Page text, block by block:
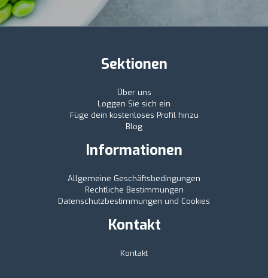
Sektionen
Über uns
Loggen Sie sich ein
Füge dein kostenloses Profil hinzu
Blog
Informationen
Allgemeine Geschäftsbedingungen
Rechtliche Bestimmungen
Datenschutzbestimmungen und Cookies
Kontakt
Kontakt